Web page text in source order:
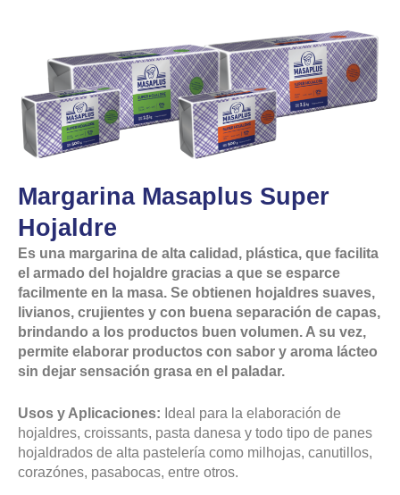
Margarina Masaplus Super
Hojaldre
Es una margarina de alta calidad, plástica, que facilita
el armado del hojaldre gracias a que se esparce
facilmente en la masa. Se obtienen hojaldres suaves,
livianos, crujientes y con buena separación de capas,
brindando a los productos buen volumen. A su vez,
permite elaborar productos con sabor y aroma lácteo
sin dejar sensación grasa en el paladar.
Usos y Aplicaciones: Ideal para la elaboración de
hojaldres, croissants, pasta danesa y todo tipo de panes
hojaldrados de alta pastelería como milhojas, canutillos,
corazónes, pasabocas, entre otros.